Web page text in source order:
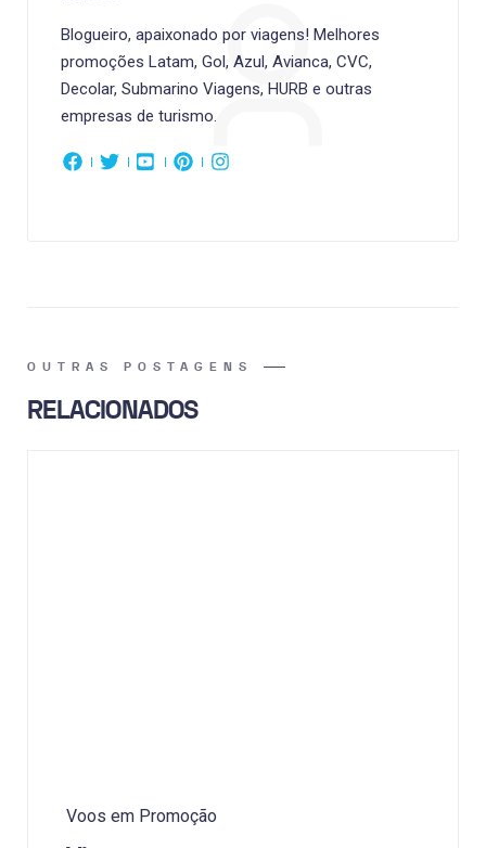
Blogueiro, apaixonado por viagens! Melhores
promoções Latam, Gol, Azul, Avianca, CVC,
Decolar, Submarino Viagens, HURB e outras
empresas de turismo.
OUTRAS POSTAGENS
RELACIONADOS
Voos em Promoção